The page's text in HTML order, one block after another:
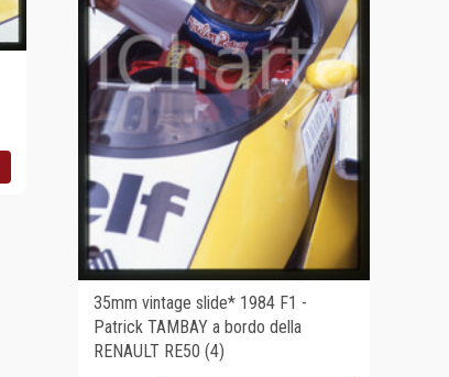
35mm vintage slide* 1984 F1 -
Patrick TAMBAY a bordo della
RENAULT RE50 (4)